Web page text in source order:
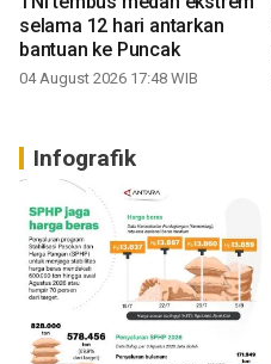
selama 12 hari antarkan
bantuan ke Puncak
04 August 2026 17:48 WIB
Infografik